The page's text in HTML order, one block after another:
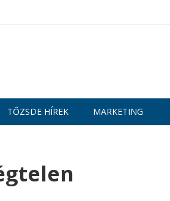
TŐZSDE HÍREK MARKETING